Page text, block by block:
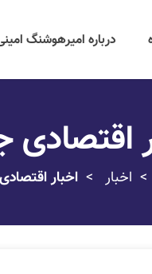
درباره امیرهوشنگ
اقتصادی
اخبار اخبار